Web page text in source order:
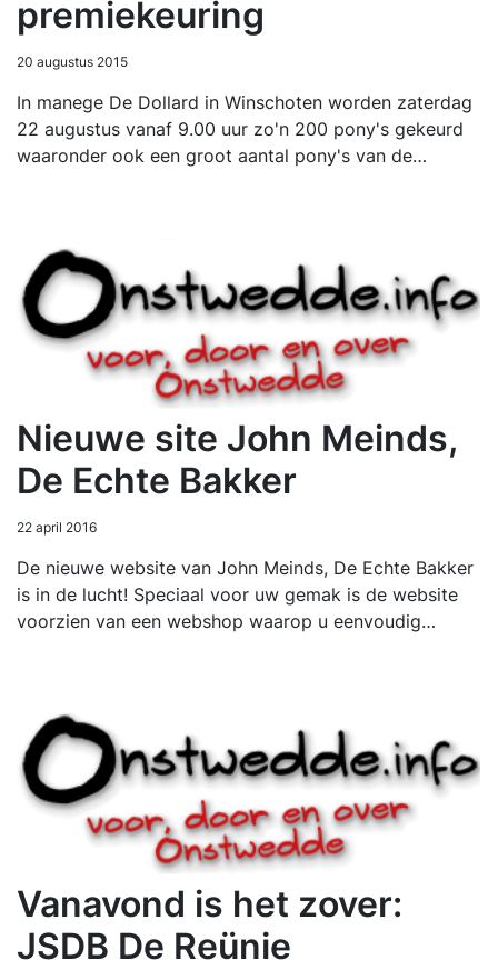
premiekeuring
20 augustus 2015
In manege De Dollard in Winschoten worden zaterdag
22 augustus vanaf 9.00 uur zo'n 200 pony's gekeurd
waaronder ook een groot aantal pony's van de…
Nieuwe site John Meinds,
De Echte Bakker
22 april 2016
De nieuwe website van John Meinds, De Echte Bakker
is in de lucht! Speciaal voor uw gemak is de website
voorzien van een webshop waarop u eenvoudig…
Vanavond is het zover:
JSDB De Reünie